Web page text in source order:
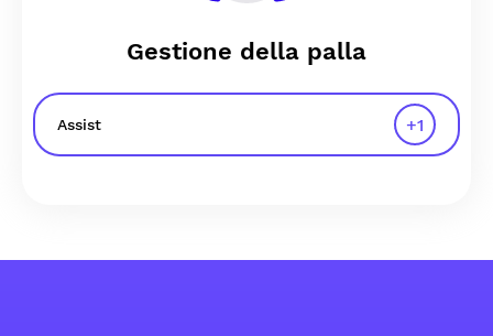
Gestione della palla
Assist +1